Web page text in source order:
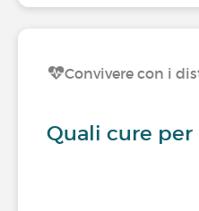
Convivere con i
Quali cure per